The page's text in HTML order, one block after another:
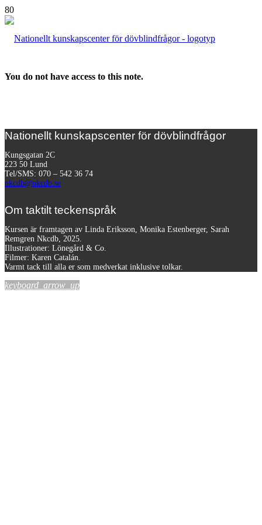
You do not have access to this note.
Nationellt kunskapscenter för dövblindfrågor
Kungsgatan 2C
223 50 Lund
Tel/SMS: 070 – 542 36 74
nkcdb@nkcdb.se
Om taktilt teckenspråk
Kursen är framtagen av Linda Eriksson, Monika Estenberger, Sarah
Remgren Nkcdb, 2025.
Illustrationer: Lönegård & Co.
Filmer: Karen Catalán.
Varmt tack till alla er som medverkat inklusive tolkar.
keyboard_arrow_up